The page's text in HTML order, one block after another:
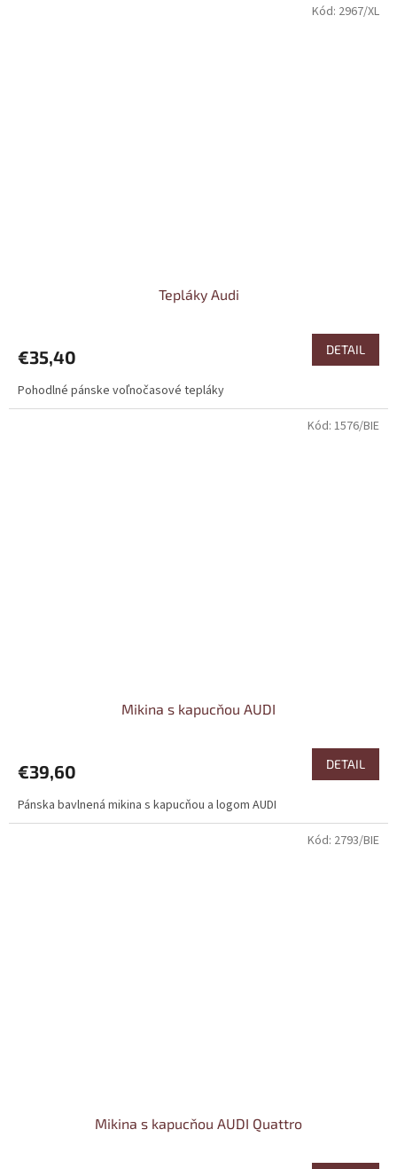
Tepláky Audi
€35,40 DETAIL
Pohodlné pánske voľnočasové tepláky
Kód: 2967/XL
Mikina s kapucňou AUDI
€39,60 DETAIL
Pánska bavlnená mikina s kapucňou a logom AUDI
Kód: 1576/BIE
Mikina s kapucňou AUDI Quattro
Kód: 2793/BIE